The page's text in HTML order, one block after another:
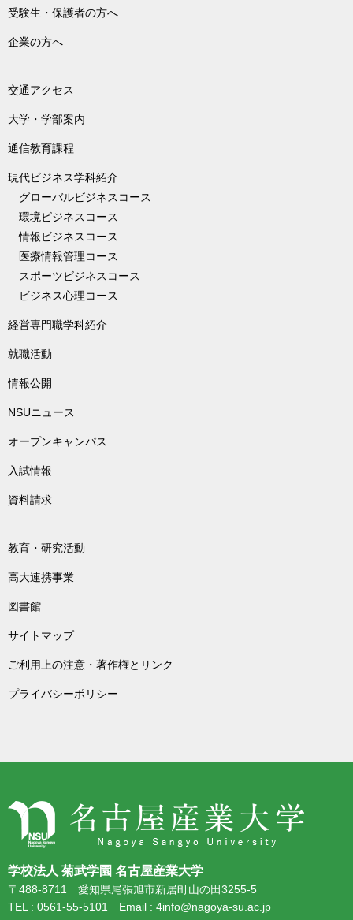
受験生・保護者の方へ
企業の方へ
交通アクセス
大学・学部案内
通信教育課程
現代ビジネス学科紹介
グローバルビジネスコース
環境ビジネスコース
情報ビジネスコース
医療情報管理コース
スポーツビジネスコース
ビジネス心理コース
経営専門職学科紹介
就職活動
情報公開
NSUニュース
オープンキャンパス
入試情報
資料請求
教育・研究活動
高大連携事業
図書館
サイトマップ
ご利用上の注意・著作権とリンク
プライバシーポリシー
学校法人 菊武学園 名古屋産業大学
〒488-8711 愛知県尾張旭市新居町山の田3255-5
TEL : 0561-55-5101 Email : 4info@nagoya-su.ac.jp